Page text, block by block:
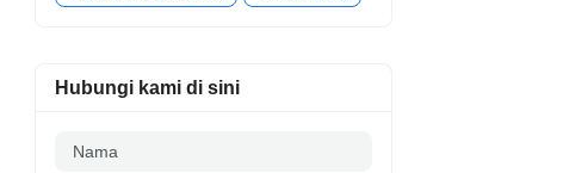
Hubungi kami di sini